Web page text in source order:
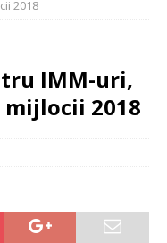
2018
IMM-uri,
2018